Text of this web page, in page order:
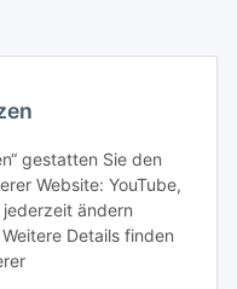
gestatten Sie den
Website: YouTube,
jederzeit ändern
Details finden